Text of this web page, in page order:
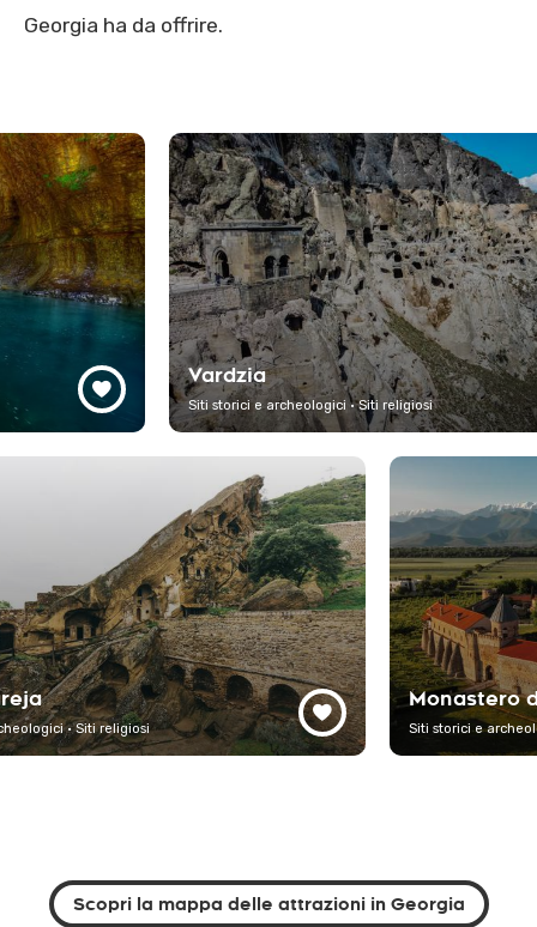
Georgia ha da offrire.
Vardzia
Siti storici e archeologici · Siti religiosi
David Gareja
Siti storici e archeologici · Siti religiosi
Scopri la mappa delle attrazioni in Georgia